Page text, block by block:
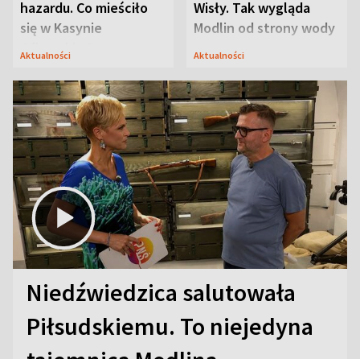
hazardu. Co mieściło
się w Kasynie
Oficerskim?
Aktualności
Wisły. Tak wygląda
Modlin od strony wody
Aktualności
Niedźwiedzica salutowała
Piłsudskiemu. To niejedyna